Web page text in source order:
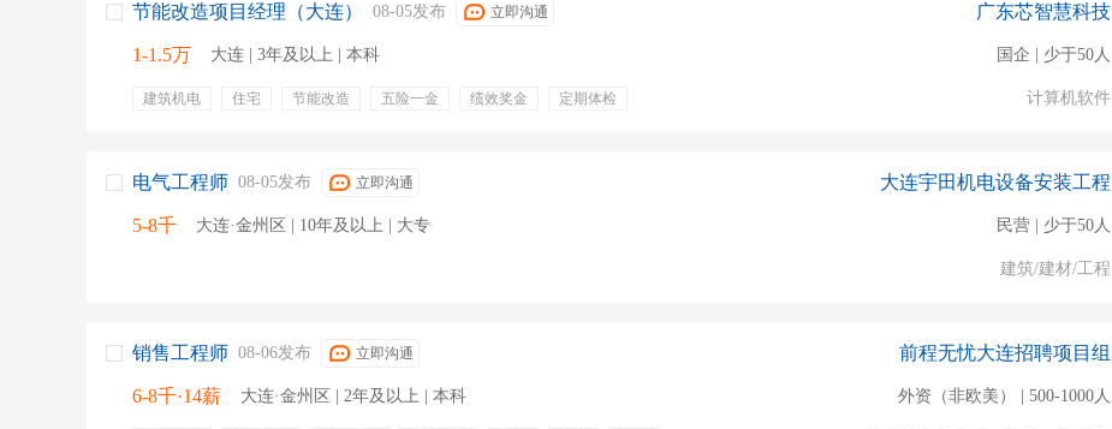
节能改造项目经理（大连） 08-05发布 立即沟通
1-1.5万 大连 | 3年及以上 | 本科
建筑机电 住宅 节能改造 五险一金 绩效奖金 定期体检
广东芯智慧科技
国企 | 少于50人
计算机软件
电气工程师 08-05发布 立即沟通
5-8千 大连·金州区 | 10年及以上 | 大专
大连宇田机电设备安装工程
民营 | 少于50人
建筑/建材/工程
销售工程师 08-06发布 立即沟通
6-8千·14薪 大连·金州区 | 2年及以上 | 本科
前程无忧大连招聘项目组
外资（非欧美） | 500-1000人